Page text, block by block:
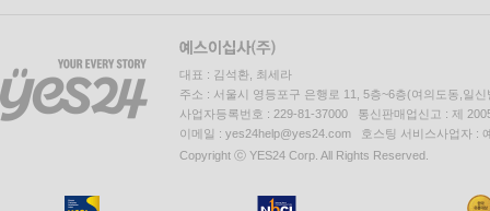
대표 : 김석환, 최세라
주소 : 서울시 영등포구 은행로 11, 5층~6층(여의도동,일신
사업자등록번호 : 229-81-37000 통신판매업신고 : 제
이메일 : yes24help@yes24.com 호스팅 서비스사업자 :
Copyright ⓒ YES24 Corp. All Rights Reserved.